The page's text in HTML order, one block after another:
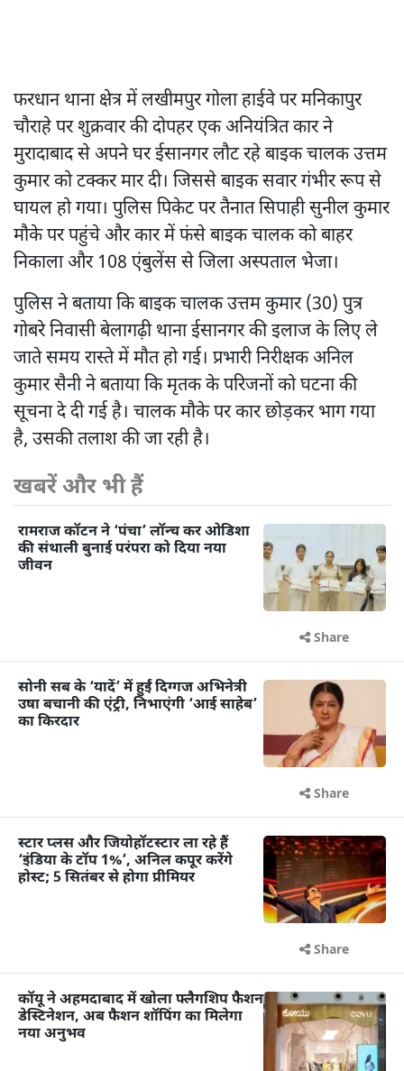
फरधान थाना क्षेत्र में लखीमपुर गोला हाईवे पर मनिकापुर
चौराहे पर शुक्रवार की दोपहर एक अनियंत्रित कार ने
मुरादाबाद से अपने घर ईसानगर लौट रहे बाइक चालक उत्तम
कुमार को टक्कर मार दी। जिससे बाइक सवार गंभीर रूप से
घायल हो गया। पुलिस पिकेट पर तैनात सिपाही सुनील कुमार
मौके पर पहुंचे और कार में फंसे बाइक चालक को बाहर
निकाला और 108 एंबुलेंस से जिला अस्पताल भेजा।
पुलिस ने बताया कि बाइक चालक उत्तम कुमार (30) पुत्र
गोबरे निवासी बेलागढ़ी थाना ईसानगर की इलाज के लिए ले
जाते समय रास्ते में मौत हो गई। प्रभारी निरीक्षक अनिल
कुमार सैनी ने बताया कि मृतक के परिजनों को घटना की
सूचना दे दी गई है। चालक मौके पर कार छोड़कर भाग गया
है, उसकी तलाश की जा रही है।
खबरें और भी हैं
रामराज कॉटन ने ‘पंचा’ लॉन्च कर ओडिशा
की संथाली बुनाई परंपरा को दिया नया
जीवन
Share
सोनी सब के ‘यादें’ में हुईं दिग्गज अभिनेत्री
उषा बचानी की एंट्री, निभाएंगी ‘आई साहेब’
का किरदार
Share
स्टार प्लस और जियोहॉटस्टार ला रहे हैं
‘इंडिया के टॉप 1%’, अनिल कपूर करेंगे
होस्ट; 5 सितंबर से होगा प्रीमियर
Share
कॉयू ने अहमदाबाद में खोला फ्लैगशिप फैशन
डेस्टिनेशन, अब फैशन शॉपिंग का मिलेगा
नया अनुभव